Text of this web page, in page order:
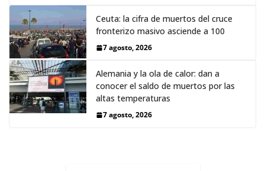
Ceuta: la cifra de muertos del cruce
fronterizo masivo asciende a 100
7 agosto, 2026
Alemania y la ola de calor: dan a
conocer el saldo de muertos por las
altas temperaturas
7 agosto, 2026